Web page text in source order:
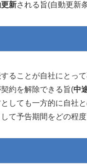
新される旨(自動更新
ることが自社にとっ
約を解除できる旨(中
しても一方的に自社
て予告期間をどの程